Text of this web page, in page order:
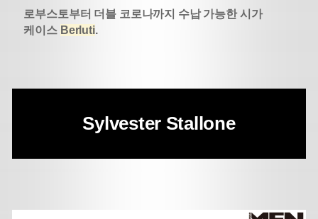
로부스토부터 더블 코로나까지 수납 가능한 시가
케이스 Berluti.
Sylvester Stallone